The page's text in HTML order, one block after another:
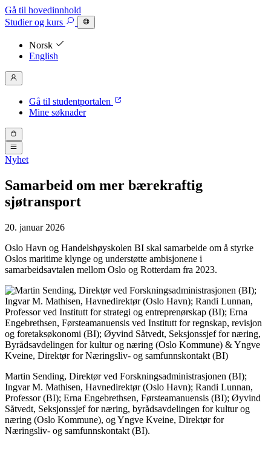
Gå til hovedinnhold
Studierog kurs
Norsk
English
Gå til studentportalen
Mine søknader
Nyhet
Samarbeid om mer bærekraftig
sjøtransport
20. januar 2026
Oslo Havn og Handelshøyskolen BI skal samarbeide om å styrke
Oslos maritime klynge og understøtte ambisjonene i
samarbeidsavtalen mellom Oslo og Rotterdam fra 2023.
Martin Sending, Direktør ved Forskningsadministrasjonen (BI);
Ingvar M. Mathisen, Havnedirektør (Oslo Havn); Randi Lunnan,
Professor (BI); Erna Engebrethsen, Førsteamanuensis (BI); Øyvind
Såtvedt, Seksjonssjef for næring, byrådsavdelingen for kultur og
næring (Oslo Kommune), og Yngve Kveine, Direktør for
Næringsliv- og samfunnskontakt (BI).